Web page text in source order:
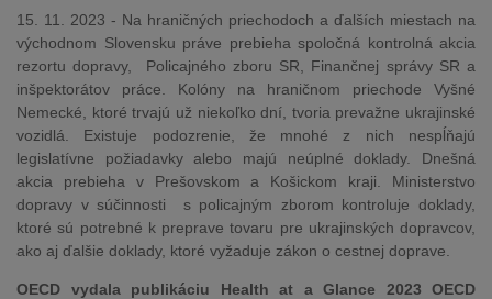
15. 11. 2023 - Na hraničných priechodoch a ďalších miestach na
východnom Slovensku práve prebieha spoločná kontrolná akcia
rezortu dopravy, Policajného zboru SR, Finančnej správy SR a
inšpektorátov práce. Kolóny na hraničnom priechode Vyšné
Nemecké, ktoré trvajú už niekoľko dní, tvoria prevažne ukrajinské
vozidlá. Existuje podozrenie, že mnohé z nich nespĺňajú
legislatívne požiadavky alebo majú neúplné doklady. Dnešná
akcia prebieha v Prešovskom a Košickom kraji. Ministerstvo
dopravy v súčinnosti s policajným zborom kontroluje doklady,
ktoré sú potrebné k preprave tovaru pre ukrajinských dopravcov,
ako aj ďalšie doklady, ktoré vyžaduje zákon o cestnej doprave.
OECD vydala publikáciu Health at a Glance 2023 OECD